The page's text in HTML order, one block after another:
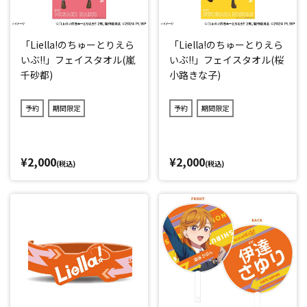
「Liella!のちゅーとりえら
いぶ!!」フェイスタオル(嵐
千砂都)
予約 期間限定
¥2,000(税込)
「Liella!のちゅーとりえら
いぶ!!」フェイスタオル(桜
小路きな子)
予約 期間限定
¥2,000(税込)